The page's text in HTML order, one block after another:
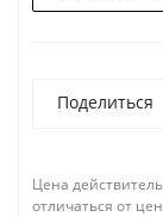
Поделиться
Цена
отличаться от